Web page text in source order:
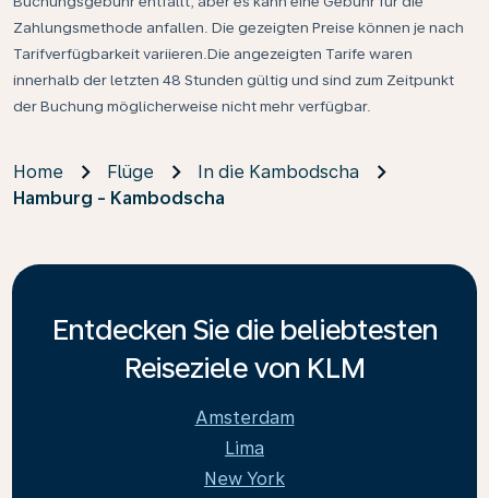
Zahlungsmethode anfallen. Die gezeigten Preise können je nach
Tarifverfügbarkeit variieren.Die angezeigten Tarife waren
innerhalb der letzten 48 Stunden gültig und sind zum Zeitpunkt
der Buchung möglicherweise nicht mehr verfügbar.
Home Flüge
In die Kambodscha
Hamburg - Kambodscha
Entdecken Sie die beliebtesten
Reiseziele von KLM
Amsterdam
Lima
New York